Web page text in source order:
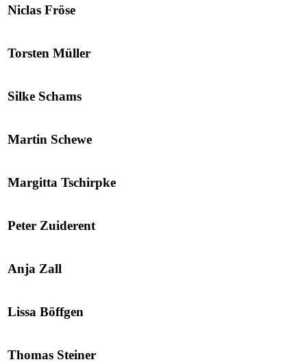
Niclas Fröse
Torsten Müller
Silke Schams
Martin Schewe
Margitta Tschirpke
Peter Zuiderent
Anja Zall
Lissa Böffgen
Thomas Steiner